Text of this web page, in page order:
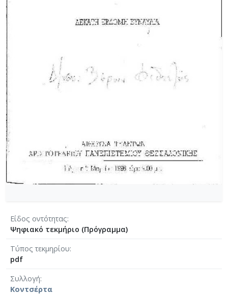
Είδος οντότητας
Ψηφιακό τεκμήριο (Πρόγραμμα)
Τύπος τεκμηρίου
pdf
Συλλογή
Κοντσέρτα